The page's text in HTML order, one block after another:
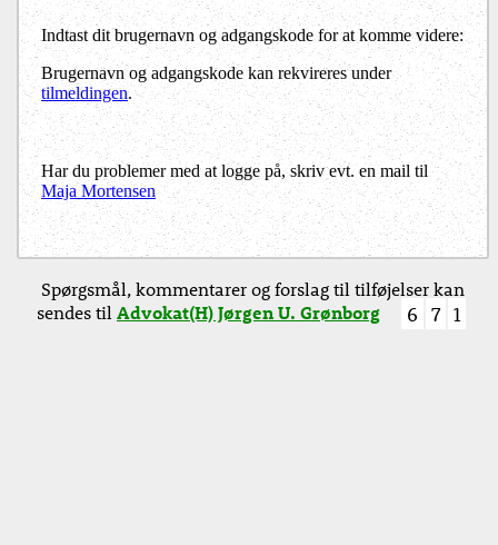
Indtast dit brugernavn og adgangskode for at komme videre:
Brugernavn og adgangskode kan rekvireres under
tilmeldingen.
Har du problemer med at logge på, skriv evt. en mail til
Maja Mortensen
Spørgsmål, kommentarer og forslag til tilføjelser kan
sendes tilAdvokat(H) Jørgen U. Grønborg 6 7 1